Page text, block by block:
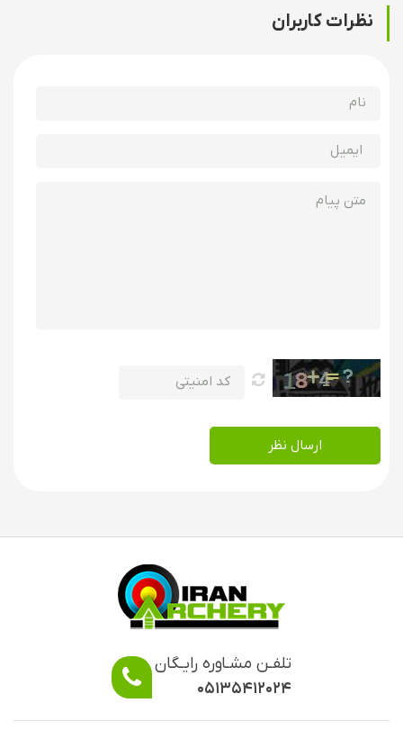
نظرات کاربران
ارسال نظر
تلفـن مشـاوره رایـگان
۰۵۱۳۵۴۱۲۰۲۴